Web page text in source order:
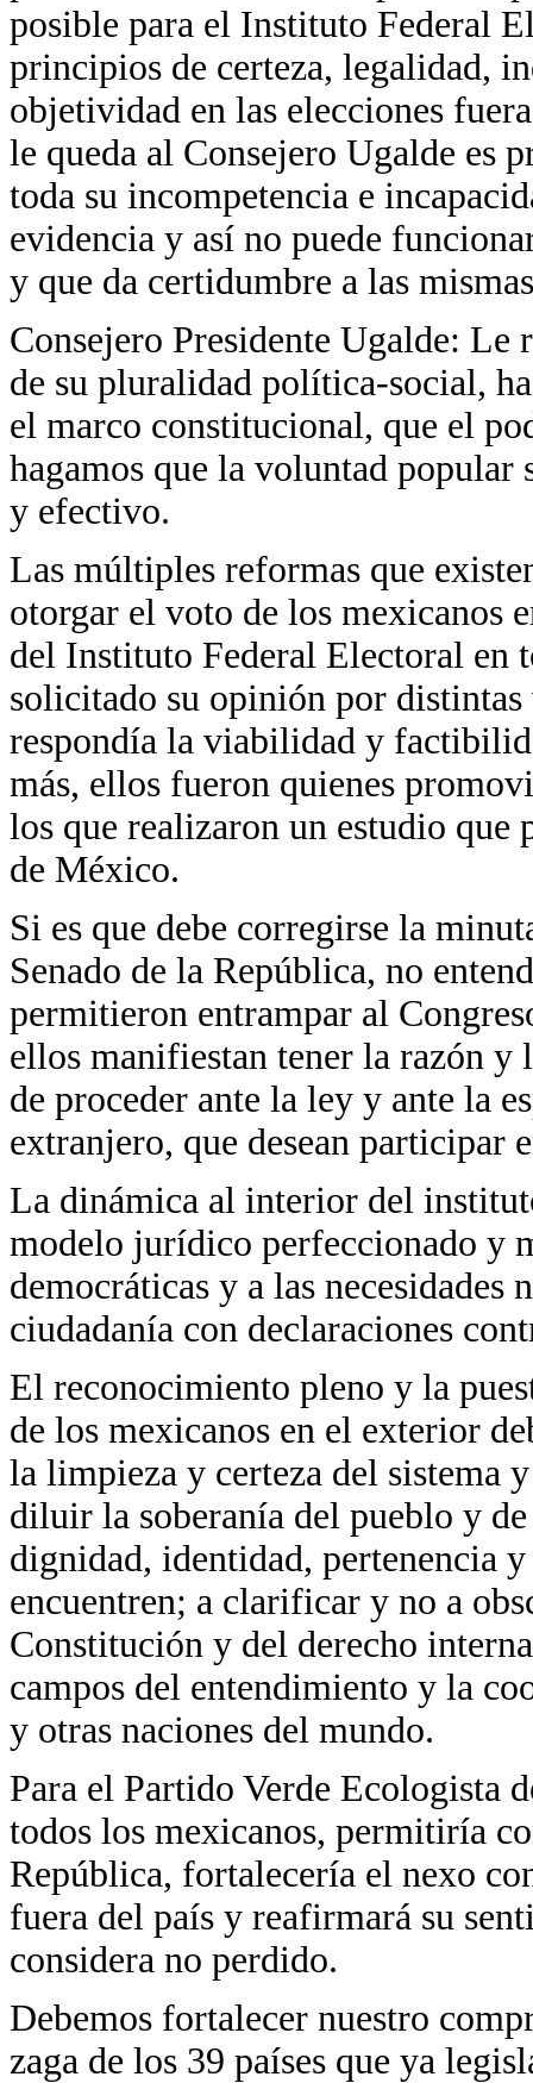
posible para el Instituto Federal
principios de certeza, legalidad,
objetividad en las elecciones
le queda al Consejero Ugalde es
toda su incompetencia e
evidencia y así no puede
y que da certidumbre a las
Consejero Presidente Ugalde: Le
de su pluralidad política-social,
el marco constitucional, que el
hagamos que la voluntad popular
y efectivo.
Las múltiples reformas que
otorgar el voto de los mexicanos
del Instituto Federal Electoral en
solicitado su opinión por
respondía la viabilidad y
más, ellos fueron quienes
los que realizaron un estudio
de México.
Si es que debe corregirse la
Senado de la República, no
permitieron entrampar al
ellos manifiestan tener la razón y
de proceder ante la ley y ante la
extranjero, que desean participar
La dinámica al interior del
modelo jurídico perfeccionado y
democráticas y a las
ciudadanía con declaraciones
El reconocimiento pleno y la
de los mexicanos en el exterior
la limpieza y certeza del sistema
diluir la soberanía del pueblo y
dignidad, identidad, pertenencia
encuentren; a clarificar y no a
Constitución y del derecho
campos del entendimiento y la
y otras naciones del mundo.
Para el Partido Verde Ecologista
todos los mexicanos, permitiría
República, fortalecería el nexo
fuera del país y reafirmará su
considera no perdido.
Debemos fortalecer nuestro
zaga de los 39 países que ya